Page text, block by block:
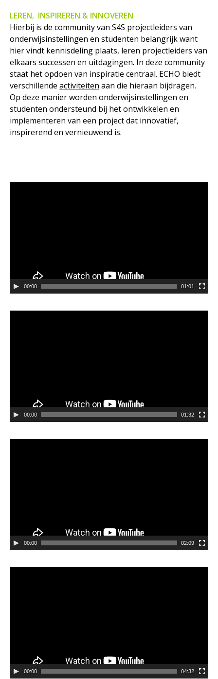
LEREN, INSPIREREN & INNOVEREN
Hierbij is de community van S4S projectleiders van
onderwijsinstellingen en studenten belangrijk want
hier vindt kennisdeling plaats, leren projectleiders van
elkaars successen en uitdagingen. In deze community
staat het opdoen van inspiratie centraal. ECHO biedt
verschillende activiteiten aan die hieraan bijdragen.
Op deze manier worden onderwijsinstellingen en
studenten ondersteund bij het ontwikkelen en
implementeren van een project dat innovatief,
inspirerend en vernieuwend is.
00:00 01:01
00:00 01:32
00:00 02:09
00:00 04:32